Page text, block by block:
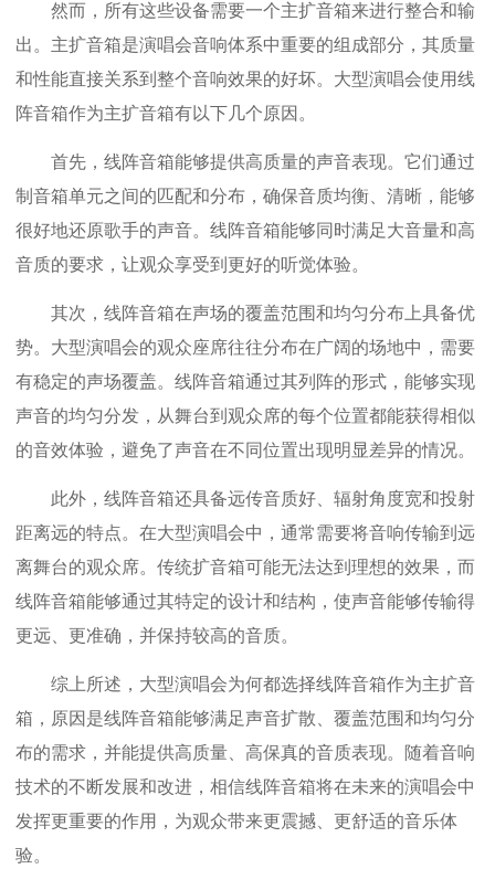
然而，所有这些设备需要一个主扩音箱来进行整合和输
出。主扩音箱是演唱会音响体系中重要的组成部分，其质量
和性能直接关系到整个音响效果的好坏。大型演唱会使用线
阵音箱作为主扩音箱有以下几个原因。
首先，线阵音箱能够提供高质量的声音表现。它们通过
制音箱单元之间的匹配和分布，确保音质均衡、清晰，能够
很好地还原歌手的声音。线阵音箱能够同时满足大音量和高
音质的要求，让观众享受到更好的听觉体验。
其次，线阵音箱在声场的覆盖范围和均匀分布上具备优
势。大型演唱会的观众座席往往分布在广阔的场地中，需要
有稳定的声场覆盖。线阵音箱通过其列阵的形式，能够实现
声音的均匀分发，从舞台到观众席的每个位置都能获得相似
的音效体验，避免了声音在不同位置出现明显差异的情况。
此外，线阵音箱还具备远传音质好、辐射角度宽和投射
距离远的特点。在大型演唱会中，通常需要将音响传输到远
离舞台的观众席。传统扩音箱可能无法达到理想的效果，而
线阵音箱能够通过其特定的设计和结构，使声音能够传输得
更远、更准确，并保持较高的音质。
综上所述，大型演唱会为何都选择线阵音箱作为主扩音
箱，原因是线阵音箱能够满足声音扩散、覆盖范围和均匀分
布的需求，并能提供高质量、高保真的音质表现。随着音响
技术的不断发展和改进，相信线阵音箱将在未来的演唱会中
发挥更重要的作用，为观众带来更震撼、更舒适的音乐体
验。